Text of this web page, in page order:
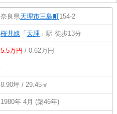
奈良県天理市三島町154-2
桜井線 「 天理 」駅 徒歩13分
5.5万円 / 0.62万円
-
8.90坪 / 29.45㎡
1980年 4月 (築46年)